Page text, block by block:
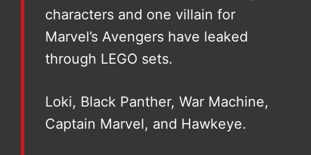
characters and one villain for
Marvel’s Avengers have leaked
through LEGO sets.
Loki, Black Panther, War Machine,
Captain Marvel, and Hawkeye.